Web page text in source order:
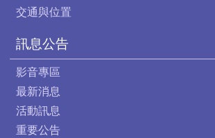
交通與位置
訊息公告
影音專區
最新消息
活動訊息
重要公告